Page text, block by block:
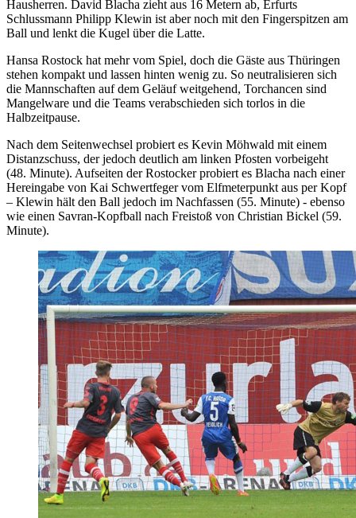
Hausherren. David Blacha zieht aus 16 Metern ab, Erfurts
Schlussmann Philipp Klewin ist aber noch mit den Fingerspitzen am
Ball und lenkt die Kugel über die Latte.
Hansa Rostock hat mehr vom Spiel, doch die Gäste aus Thüringen
stehen kompakt und lassen hinten wenig zu. So neutralisieren sich
die Mannschaften auf dem Geläuf weitgehend, Torchancen sind
Mangelware und die Teams verabschieden sich torlos in die
Halbzeitpause.
Nach dem Seitenwechsel probiert es Kevin Möhwald mit einem
Distanzschuss, der jedoch deutlich am linken Pfosten vorbeigeht
(48. Minute). Aufseiten der Rostocker probiert es Blacha nach einer
Hereingabe von Kai Schwertfeger vom Elfmeterpunkt aus per Kopf
– Klewin hält den Ball jedoch im Nachfassen (55. Minute) - ebenso
wie einen Savran-Kopfball nach Freistoß von Christian Bickel (59.
Minute).